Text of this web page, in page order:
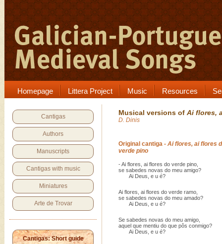
Homepage Littera Project Music Resources
Cantigas
Authors
Manuscripts
Cantigas with music
Miniatures
Arte de Trovar
Cantigas: Short guide
Musical versions of Ai flores,
D. Dinis
Original cantiga - Ai flores, ai flores
verde pino
- Ai flores, ai flores do verde pino,
se sabedes novas do meu amigo?
Ai Deus, e u é?
Ai flores, ai flores do verde ramo,
se sabedes novas do meu amado?
Ai Deus, e u é?
Se sabedes novas do meu amigo,
aquel que mentiu do que pôs conmigo?
Ai Deus, e u é?